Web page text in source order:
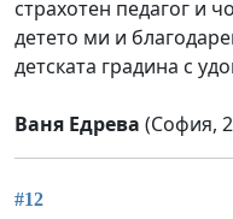
страхотен педагог и
детето ми и
детската градина с
Ваня Едрева (София,
#12